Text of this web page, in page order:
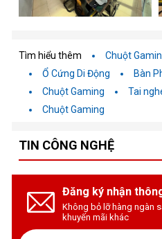
Tìm hiểu thêm Chuột
Ổ Cứng Di Động
Bàn
Chuột Gaming
Tai
Chuột Gaming
TIN CÔNG NGHỆ
Đăng ký nhận
Không bỏ lỡ hàng ngàn
khuyến mãi khác